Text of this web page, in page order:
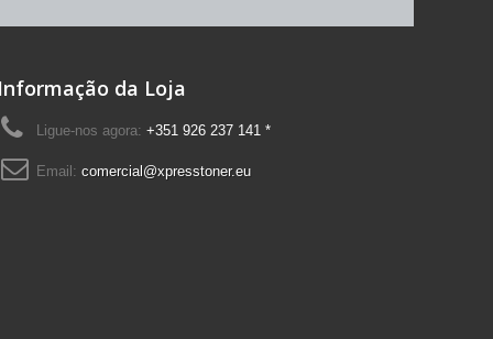
Informação da Loja
Ligue-nos agora: +351 926 237 141 *
Email: comercial@xpresstoner.eu